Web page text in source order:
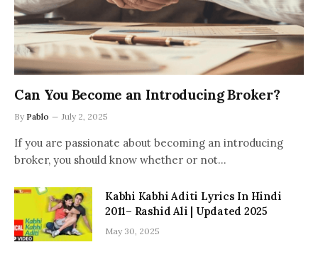
Can You Become an Introducing Broker?
By Pablo July 2, 2025
If you are passionate about becoming an introducing
broker, you should know whether or not…
Kabhi Kabhi Aditi Lyrics In Hindi
2011– Rashid Ali | Updated 2025
May 30, 2025